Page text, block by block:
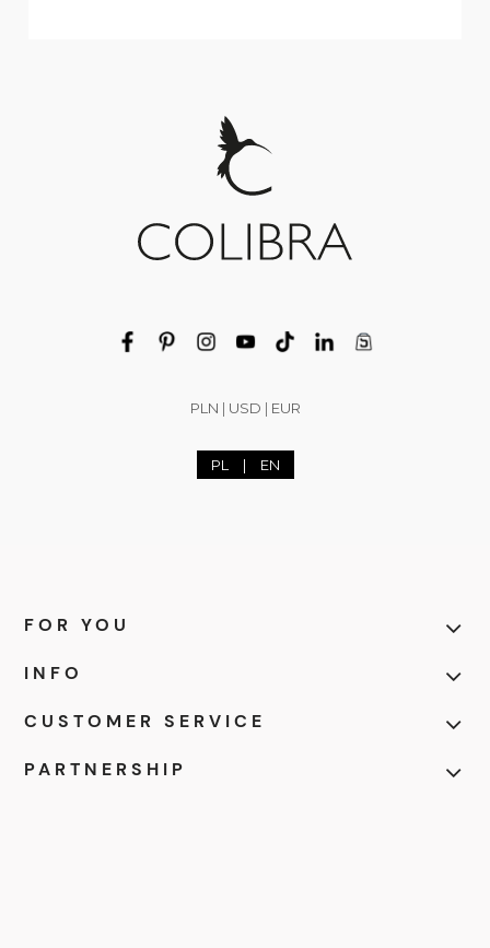
PLN | USD | EUR
PL | EN
FOR YOU
INFO
CUSTOMER SERVICE
PARTNERSHIP